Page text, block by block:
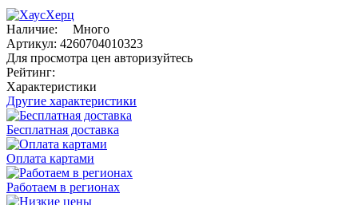
Наличие:
Много
Артикул: 4260704010323
Для просмотра цен авторизуйтесь
Рейтинг:
Характеристики
Другие характеристики
Бесплатная доставка
Оплата картами
Работаем в регионах